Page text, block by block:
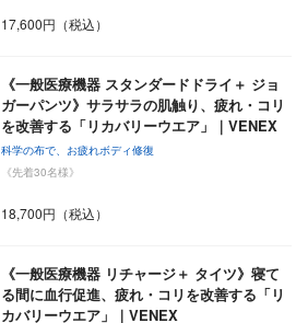
17,600円（税込）
《一般医療機器 スタンダードドライ＋ ジョ
ガーパンツ》サラサラの肌触り、疲れ・コリ
を改善する「リカバリーウエア」｜VENEX
科学の布で、お疲れボディ修復
《先着30名様》
18,700円（税込）
《一般医療機器 リチャージ＋ タイツ》寝て
る間に血行促進、疲れ・コリを改善する「リ
カバリーウエア」｜VENEX